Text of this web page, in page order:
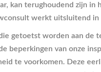
kan terughoudend zijn
werkt uitsluitend
getoetst worden aan de
beperkingen van onze
te voorkomen. Deze